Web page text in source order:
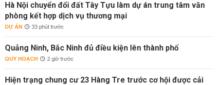
Hà Nội chuyển đổi đất Tây Tựu làm dự án trung tâm văn
phòng kết hợp dịch vụ thương mại
DỰ ÁN 33 phút trước
Quảng Ninh, Bắc Ninh đủ điều kiện lên thành phố
QUY HOẠCH 2 giờ trước
Hiện trạng chung cư 23 Hàng Tre trước cơ hội được cải